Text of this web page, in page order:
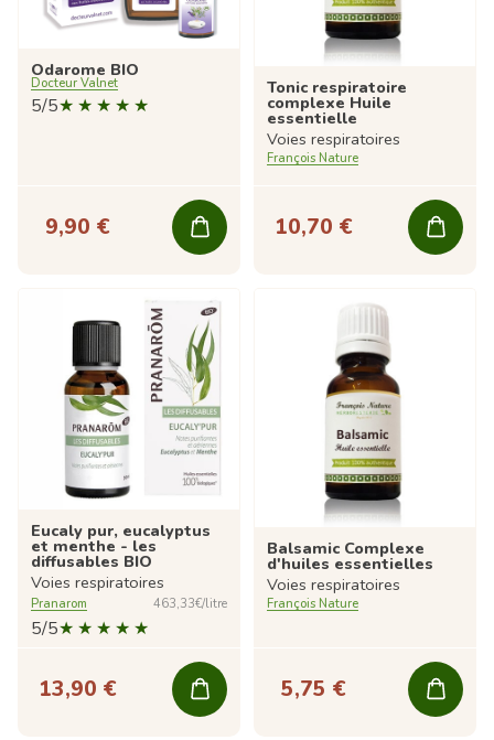
Odarome BIO
Docteur Valnet
5/5
9,90 €
Tonic respiratoire
complexe Huile
essentielle
Voies respiratoires
François Nature
10,70 €
Eucaly pur, eucalyptus
et menthe - les
diffusables BIO
Voies respiratoires
Pranarom 463,33€/litre
5/5
13,90 €
Balsamic Complexe
d'huiles essentielles
Voies respiratoires
François Nature
5,75 €